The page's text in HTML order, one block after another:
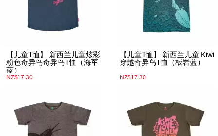
【儿童T恤】 新西兰儿童炫彩
粉色奇异鸟奇异鸟T恤（海军
蓝）
NZ$17.30
【儿童T恤】 新西兰儿童 Kiwi
穿越奇异鸟T恤（板岩蓝）
NZ$17.30